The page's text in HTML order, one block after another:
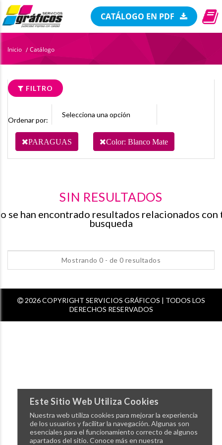
CATÁLOGO EN PDF
Inicio / Catálogo
Este Sitio Web Utiliza Cookies
Nuestra web utiliza cookies para mejorar la experiencia
de los usuarios y facilitar la navegación. Algunas son
esenciales para el funcionamiento correcto de algunos
apartados del sitio. Conoce más en nuestra
FILTRO
Ordenar por:
PARAGUAS Color: Blanco Mate
SIN RESULTADOS
se han encontrado resultados relacionados con
busqueda
Mostrando 0 - de 0 resultados
2026 COPYRIGHT SERVICIOS GRÁFICOS | TODOS LOS
DERECHOS RESERVADOS